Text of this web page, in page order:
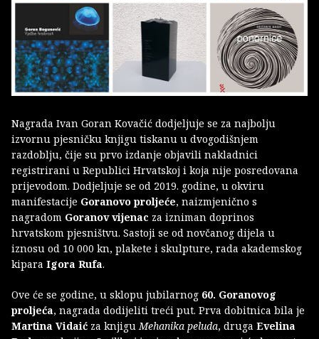
Nagrada Ivan Goran Kovačić dodjeljuje se za najbolju
izvornu pjesničku knjigu tiskanu u dvogodišnjem
razdoblju, čije su prvo izdanje objavili nakladnici
registrirani u Republici Hrvatskoj i koja nije posredovana
prijevodom. Dodjeljuje se od 2019. godine, u okviru
manifestacije Goranovo proljeće, naizmjenično s
nagradom Goranov vijenac za izniman doprinos
hrvatskom pjesništvu. Sastoji se od novčanog dijela u
iznosu od 10 000 kn, plakete i skulpture, rada akademskog
kipara Igora Rufa.
Ove će se godine, u sklopu jubilarnog 60. Goranovog
proljeća, nagrada dodijeliti treći put. Prva dobitnica bila je
Martina Vidaić za knjiguMehanika peluda, druga Evelina